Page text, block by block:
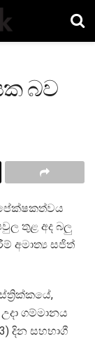
බව
තුළ අද බලු
අමාත්‍ය සජිත්
ගම්මානය
දින සහභාගී